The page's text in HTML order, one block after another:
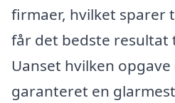
firmaer, hvilket sparer
får det bedste resultat
Uanset hvilken
garanteret en